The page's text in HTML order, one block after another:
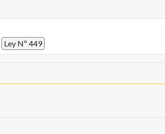
Ley Nº 449